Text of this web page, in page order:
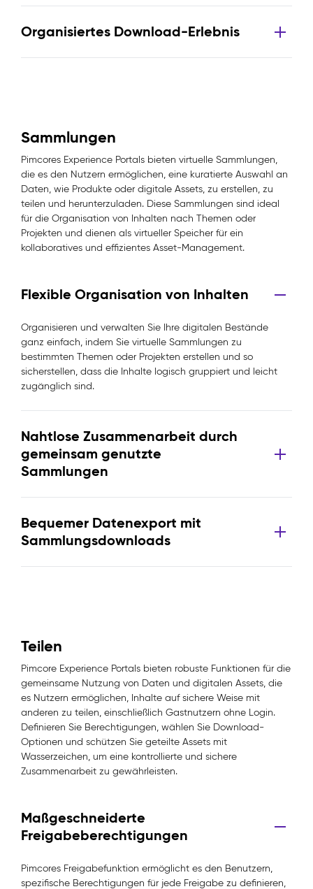
Organisiertes Download-Erlebnis
Sammlungen
Pimcores Experience Portals bieten virtuelle Sammlungen,
die es den Nutzern ermöglichen, eine kuratierte Auswahl an
Daten, wie Produkte oder digitale Assets, zu erstellen, zu
teilen und herunterzuladen. Diese Sammlungen sind ideal
für die Organisation von Inhalten nach Themen oder
Projekten und dienen als virtueller Speicher für ein
kollaboratives und effizientes Asset-Management.
Flexible Organisation von Inhalten
Organisieren und verwalten Sie Ihre digitalen Bestände
ganz einfach, indem Sie virtuelle Sammlungen zu
bestimmten Themen oder Projekten erstellen und so
sicherstellen, dass die Inhalte logisch gruppiert und leicht
zugänglich sind.
Nahtlose Zusammenarbeit durch
gemeinsam genutzte
Sammlungen
Bequemer Datenexport mit
Sammlungsdownloads
Teilen
Pimcore Experience Portals bieten robuste Funktionen für die
gemeinsame Nutzung von Daten und digitalen Assets, die
es Nutzern ermöglichen, Inhalte auf sichere Weise mit
anderen zu teilen, einschließlich Gastnutzern ohne Login.
Definieren Sie Berechtigungen, wählen Sie Download-
Optionen und schützen Sie geteilte Assets mit
Wasserzeichen, um eine kontrollierte und sichere
Zusammenarbeit zu gewährleisten.
Maßgeschneiderte
Freigabeberechtigungen
Pimcores Freigabefunktion ermöglicht es den Benutzern,
spezifische Berechtigungen für jede Freigabe zu definieren,